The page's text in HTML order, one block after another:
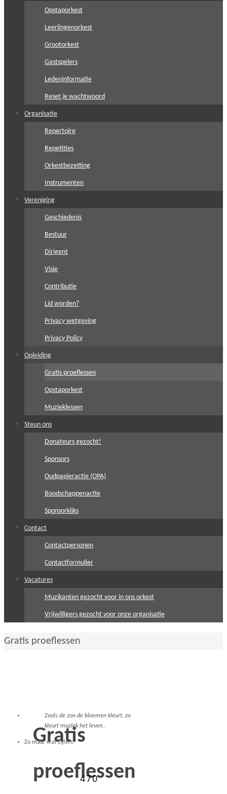
Opstaporkest
Leerlingenorkest
Grootorkest
Gastspelers
Ledeninformatie
Reset je wachtwoord
Organisatie
Repertoire
Repetities
Orkestbezetting
Instrumenten
Vereniging
Geschiedenis
Bestuur
Dirigent
Visie
Contributie
Lid worden?
Privacy wetgeving
Privacy Policy
Opleiding
Gratis proeflessen
Opstaporkest
Muzieklessen
Steun ons
Donateurs gezocht!
Sponsors
Oudpapieractie (OPA)
Boodschappenactie
Sponsorkliks
Contact
Contactpersonen
Contactformulier
Vacatures
Muzikanten gezocht voor in ons orkest
Vrijwilligers gezocht voor onze organisatie
Home
Gratis proeflessen
Gratis
proeflessen
Zoals de zon de bloemen kleurt, zo
kleurt muziek het leven..
Zo maar wat cijfers:
470